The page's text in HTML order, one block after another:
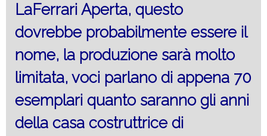
LaFerrari Aperta, questo
dovrebbe probabilmente essere il
nome, la produzione sarà molto
limitata, voci parlano di appena 70
esemplari quanto saranno gli anni
della casa costruttrice di